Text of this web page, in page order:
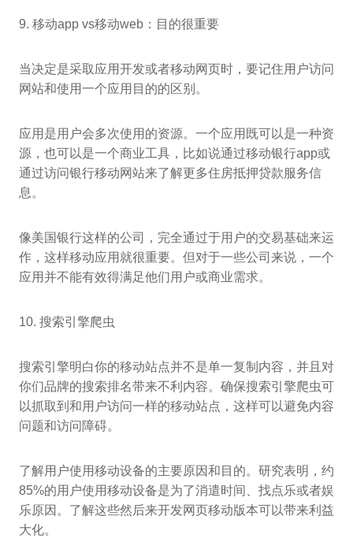
9. 移动app vs移动web：目的很重要
当决定是采取应用开发或者移动网页时，要记住用户访问
网站和使用一个应用目的的区别。
应用是用户会多次使用的资源。一个应用既可以是一种资
源，也可以是一个商业工具，比如说通过移动银行app或
通过访问银行移动网站来了解更多住房抵押贷款服务信
息。
像美国银行这样的公司，完全通过于用户的交易基础来运
作，这样移动应用就很重要。但对于一些公司来说，一个
应用并不能有效得满足他们用户或商业需求。
10. 搜索引擎爬虫
搜索引擎明白你的移动站点并不是单一复制内容，并且对
你们品牌的搜索排名带来不利内容。确保搜索引擎爬虫可
以抓取到和用户访问一样的移动站点，这样可以避免内容
问题和访问障碍。
了解用户使用移动设备的主要原因和目的。研究表明，约
85%的用户使用移动设备是为了消遣时间、找点乐或者娱
乐原因。了解这些然后来开发网页移动版本可以带来利益
大化。